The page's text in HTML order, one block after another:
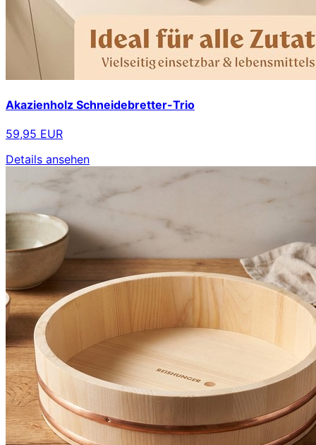
Akazienholz Schneidebretter-Trio
59,95 EUR
Details ansehen